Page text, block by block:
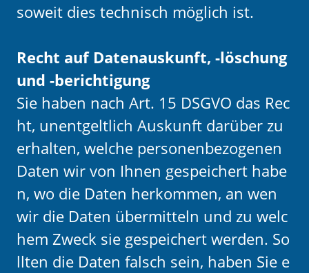
soweit dies technisch möglich ist.
Recht auf Datenauskunft, -löschung
und -berichtigung
Sie haben nach Art. 15 DSGVO das Rec
ht, unentgeltlich Auskunft darüber zu
erhalten, welche personenbezogenen
Daten wir von Ihnen gespeichert habe
n, wo die Daten herkommen, an wen
wir die Daten übermitteln und zu welc
hem Zweck sie gespeichert werden. So
llten die Daten falsch sein, haben Sie e